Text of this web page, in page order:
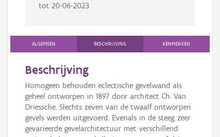
tot 20-06-2023
ALGEMEEN BESCHRIJVING KENMERKEN
Beschrijving
Homogeen behouden eclectische gevelwand als
geheel ontworpen in 1897 door architect Ch. Van
Driessche. Slechts zeven van de twaalf ontworpen
gevels werden uitgevoerd. Evenals in de steeg zeer
gevarieerde gevelarchitectuur met verschillend